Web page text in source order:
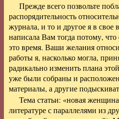
Прежде всего позвольте
распорядительность
журнала, и то и другое я в свое
написала Вам тогда потому,
это время. Ваши желания
работы я, насколько могла,
радикально изменить плана
уже были собраны и
материалы, а другие
Тема статьи: «новая
литературе с параллелями из